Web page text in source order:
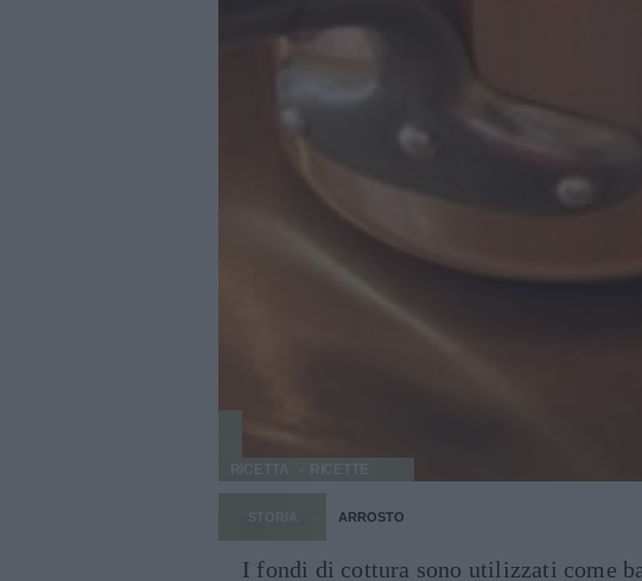
RICETTA
STORIA ARROSTO
I fondi di cottura sono utilizzati come